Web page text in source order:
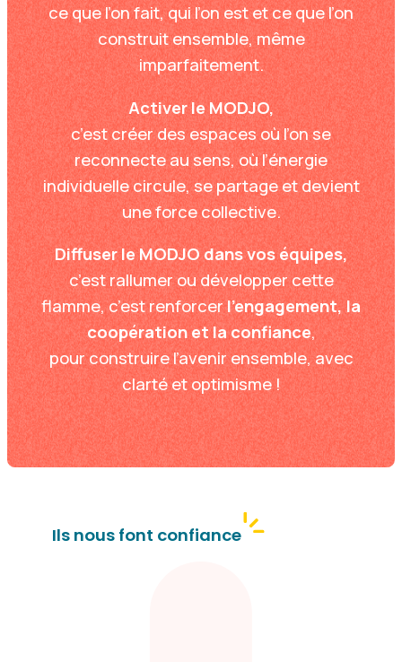
ce que l’on fait, qui l’on est et ce que l’on
construit ensemble, même
imparfaitement.
Activer le MODJO,
c’est créer des espaces où l’on se
reconnecte au sens, où l’énergie
individuelle circule, se partage et devient
une force collective.
Diffuser le MODJO dans vos équipes,
c’est rallumer ou développer cette
flamme, c’est renforcerl’engagement, la
coopération et la confiance,
pour construire l’avenir ensemble, avec
clarté et optimisme !
Ils nous font confiance